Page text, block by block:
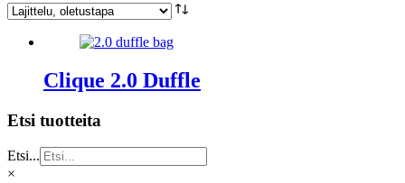
Clique 2.0 Duffle
Etsi tuotteita
Etsi...
×